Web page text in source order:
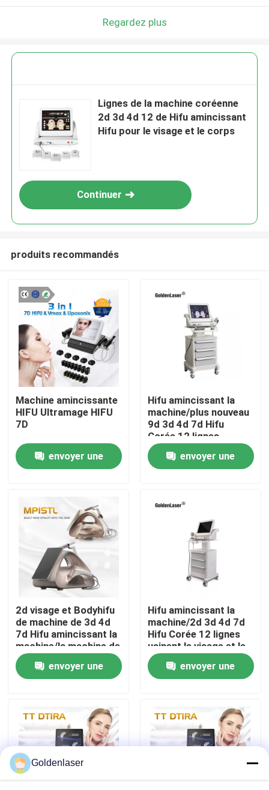
Maison
Vidéos
VR Show
Au sujet de nous
Visite d'usine
Contrôle de qualité
Contactez-nous
Nouvelles
Demandez une citation
Regardez plus
Lignes de la machine coréenne
2d 3d 4d 12 de Hifu amincissant
Hifu pour le visage et le corps
Continuer
produits recommandés
Machine amincissante
HIFU Ultramage HIFU
7D
envoyer une
Hifu amincissant la
machine/plus nouveau
9d 3d 4d 7d Hifu
Corée 12 lignes
usinent le visage et le
corps envoyer une
2d visage et Bodyhifu
de machine de 3d 4d
7d Hifu amincissant la
machine/la machine de
levage visage de Hifu
envoyer une
Hifu amincissant la
machine/2d 3d 4d 7d
Hifu Corée 12 lignes
usinent le visage et le
corps
envoyer une
Goldenlaser